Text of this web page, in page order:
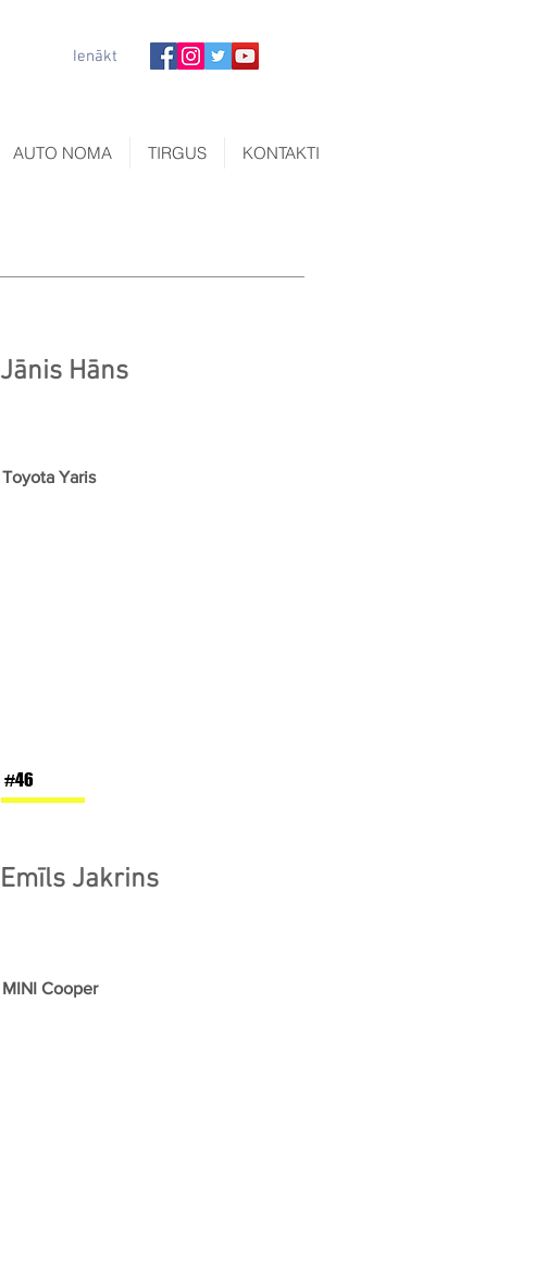
Ienākt
AUTO NOMA TIRGUS KONTAKTI
Jānis Hāns
Toyota Yaris
#46
Emīls Jakrins
MINI Cooper